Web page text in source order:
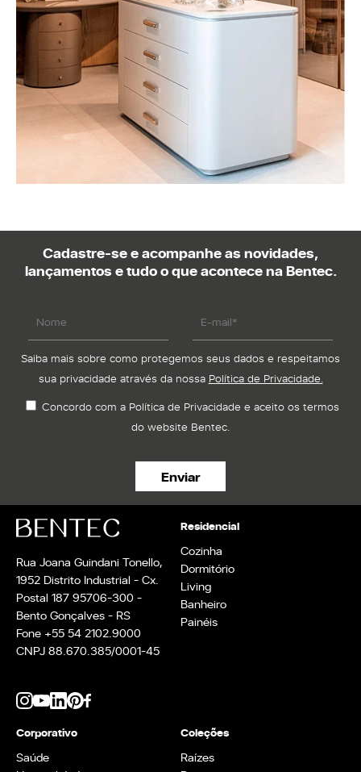
Cadastre-se e acompanhe as novidades,
lançamentos e tudo o que acontece na Bentec.
Saiba mais sobre como protegemos seus dados e respeitamos
sua privacidade através da nossa Política de Privacidade.
Concordo com a Política de Privacidade e aceito os termos
do website Bentec.
Rua Joana Guindani Tonello,
1952 Distrito Industrial - Cx.
Postal 187 95706-300 -
Bento Gonçalves - RS
Fone +55 54 2102.9000
CNPJ 88.670.385/0001-45
Residencial
Cozinha
Dormitório
Living
Banheiro
Painéis
Corporativo
Saúde
Coleções
Raízes